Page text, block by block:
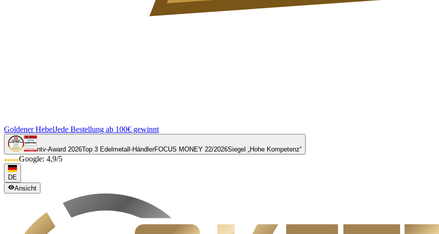
Goldener HebelJede Bestellung ab 100€ gewinnt
ntv-Award 2026Top 3 Edelmetall-HändlerFOCUS MONEY 22/2026Siegel „Hohe Kompetenz“
Google: 4,9/5
DE
Ansicht